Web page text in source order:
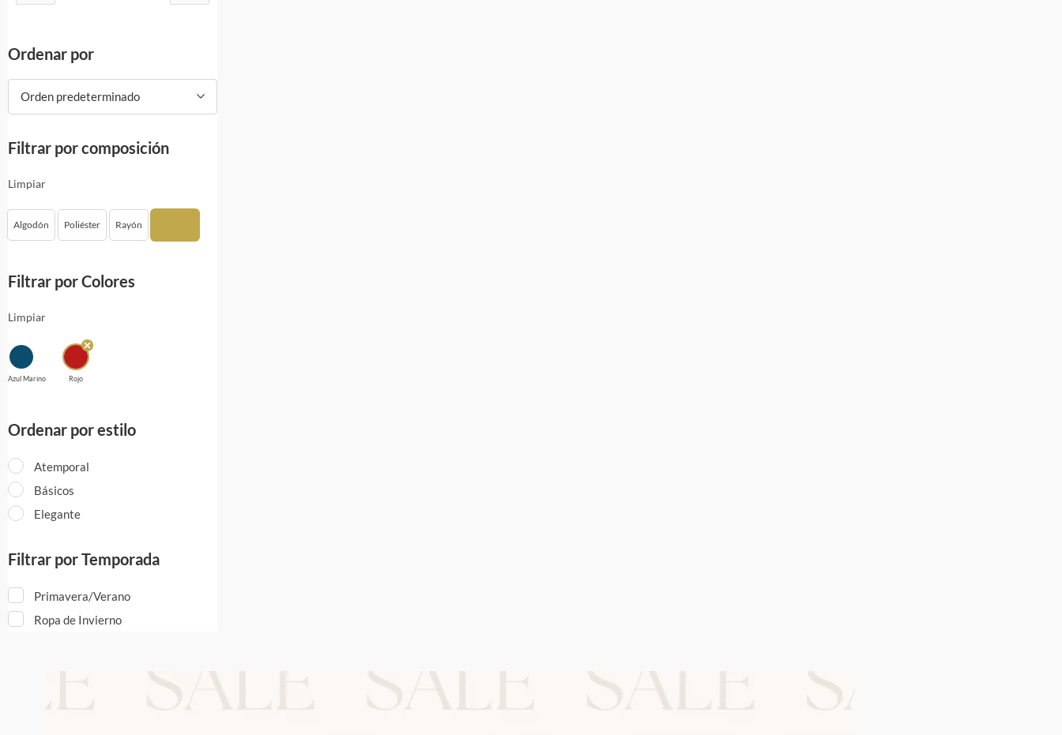
Ordenar por
Orden predeterminado
Filtrar por composición
Limpiar
Algodón Poliéster Rayón
Filtrar por Colores
Limpiar
Azul Marino Rojo
Ordenar por estilo
Atemporal
Básicos
Elegante
Filtrar por Temporada
Primavera/Verano
Ropa de Invierno